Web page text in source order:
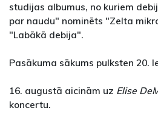
studijas albumus, no kuriem
par naudu" nominēts "Zelta
"Labākā debija".
Pasākuma sākums pulksten 20.
16. augustā aicinām uz Elise
koncertu.